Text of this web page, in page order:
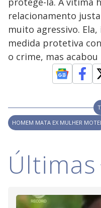
M
u
d
o
relacionamento
muito agressivo.
medida protetiva
o crime, mas
HOMEM MATA EX MULHER
Últimas